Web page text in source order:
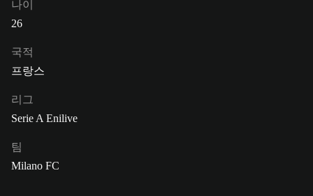
나이
26
국적
프랑스
리그
Serie A Enilive
팀
Milano FC